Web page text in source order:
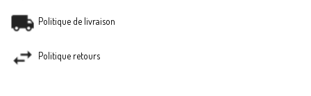
Politique de livraison
Politique retours